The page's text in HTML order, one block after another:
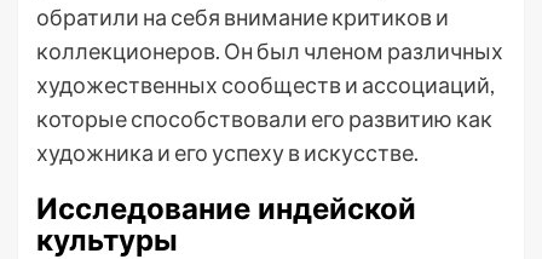
обратили на себя внимание критиков и
коллекционеров. Он был членом различных
художественных сообществ и ассоциаций,
которые способствовали его развитию как
художника и его успеху в искусстве.
Исследование индейской
культуры